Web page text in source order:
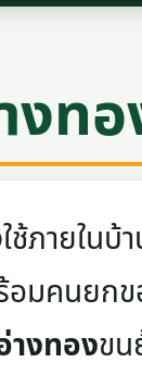
งทอ
ภายในบ้
อมคนย
งทองข